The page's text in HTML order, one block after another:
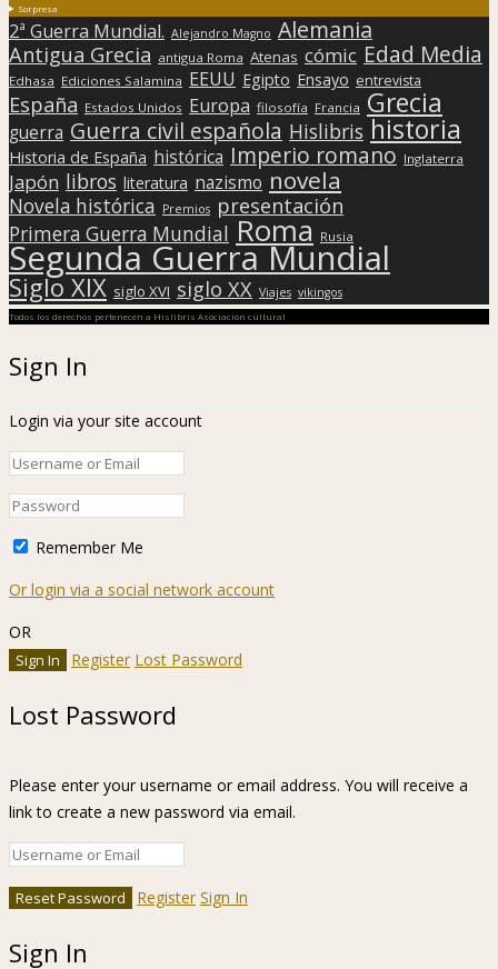
Sorpresa
2ª Guerra Mundial. Alejandro Magno Alemania
Antigua Grecia antigua Roma Atenas cómic Edad Media
Edhasa Ediciones Salamina EEUU Egipto Ensayo entrevista
España Estados Unidos Europa filosofía Francia Grecia
guerra Guerra civil española Hislibris historia
Historia de España histórica Imperio romano Inglaterra
Japón libros literatura nazismo novela
Novela histórica Premios presentación
Primera Guerra Mundial Roma Rusia
Segunda Guerra Mundial
Siglo XIX siglo XVI siglo XX Viajes vikingos
Todos los derechos pertenecen a Hislibris Asociación cultural
Sign In
Login via your site account
Remember Me
Or login via a social network account
OR
Register Lost Password
Lost Password
Please enter your username or email address. You will receive a
link to create a new password via email.
Register Sign In
Sign In